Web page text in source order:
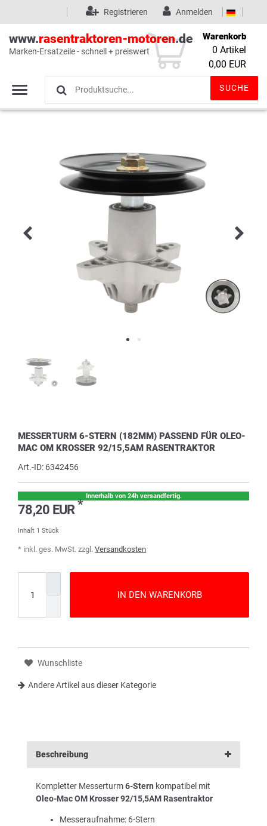
Wunschliste (0)
Anmelden
Registrieren
www.rasentraktoren-motoren.de
Marken-Ersatzeile - schnell + preiswert
SUCHE
Warenkorb
0 Artikel
0,00 EUR
MESSERTURM 6-STERN (182MM) PASSEND FÜR OLEO-
MAC OM KROSSER 92/15,5AM RASENTRAKTOR
Art.-ID: 6342456
Innerhalb von 24h versandfertig.
78,20 EUR*
Inhalt 1 Stück
* inkl. ges. MwSt. zzgl. Versandkosten
IN DEN WARENKORB
Wunschliste
Andere Artikel aus dieser Kategorie
Beschreibung
Kompletter Messerturm6-Stern kompatibel mit
Oleo-Mac OM Krosser 92/15,5AM Rasentraktor
Messeraufnahme: 6-Stern